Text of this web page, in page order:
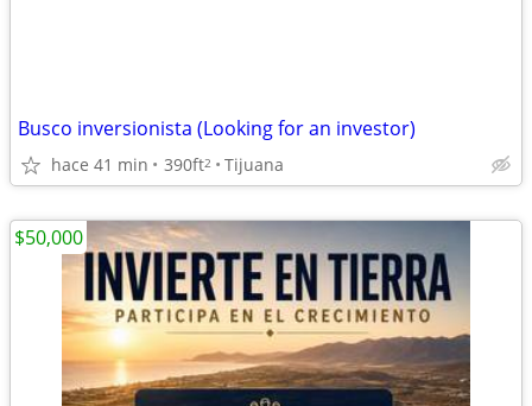
Busco inversionista (Looking for an investor)
hace 41 min 390ft2 Tijuana
$50,000